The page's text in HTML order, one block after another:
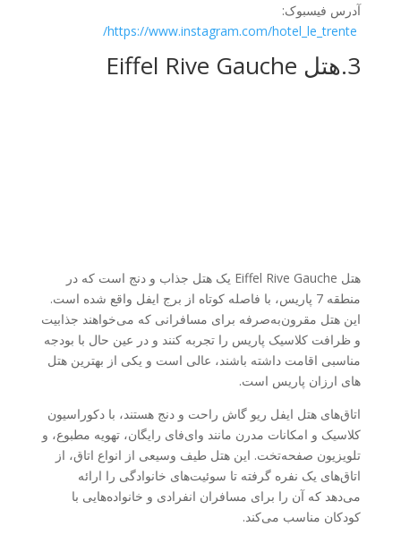
آدرس فیسبوک:
https://www.instagram.com/hotel_le_trente/
3.هتل Eiffel Rive Gauche
هتل Eiffel Rive Gauche یک هتل جذاب و دنج است که در
منطقه 7 پاریس، با فاصله کوتاه از برج ایفل واقع شده است.
این هتل مقرون‌به‌صرفه برای مسافرانی که می‌خواهند جذابیت
و ظرافت کلاسیک پاریس را تجربه کنند و در عین حال با بودجه
مناسبی اقامت داشته باشند، عالی است و یکی از بهترین هتل
های ارزان پاریس است.
اتاق‌های هتل ایفل ریو گاش راحت و دنج هستند، با دکوراسیون
کلاسیک و امکانات مدرن مانند وای‌فای رایگان، تهویه مطبوع، و
تلویزیون صفحه‌تخت. این هتل طیف وسیعی از انواع اتاق، از
اتاق‌های یک نفره گرفته تا سوئیت‌های خانوادگی را ارائه
می‌دهد که آن را برای مسافران انفرادی و خانواده‌هایی با
کودکان مناسب می‌کند.